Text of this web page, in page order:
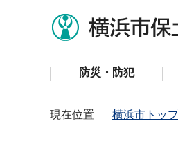
防災・防犯
現在位置 横浜市トッ